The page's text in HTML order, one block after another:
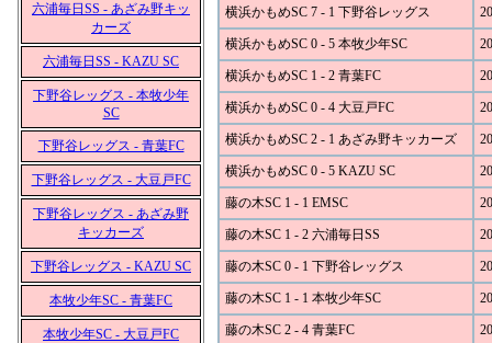
六浦毎日SS - あざみ野キッ
カーズ
六浦毎日SS - KAZU SC
下野谷レッグス - 本牧少年
SC
下野谷レッグス - 青葉FC
下野谷レッグス - 大豆戸FC
下野谷レッグス - あざみ野
キッカーズ
下野谷レッグス - KAZU SC
本牧少年SC - 青葉FC
本牧少年SC - 大豆戸FC
横浜かもめSC 7 - 1 下野谷レッグス
横浜かもめSC 0 - 5 本牧少年SC
横浜かもめSC 1 - 2 青葉FC
横浜かもめSC 0 - 4 大豆戸FC
横浜かもめSC 2 - 1 あざみ野キッカーズ
横浜かもめSC 0 - 5 KAZU SC
藤の木SC 1 - 1 EMSC
藤の木SC 1 - 2 六浦毎日SS
藤の木SC 0 - 1 下野谷レッグス
藤の木SC 1 - 1 本牧少年SC
藤の木SC 2 - 4 青葉FC